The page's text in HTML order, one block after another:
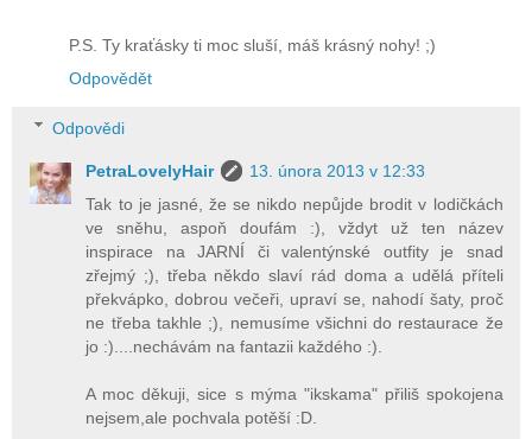
P.S. Ty kraťásky ti moc sluší, máš krásný nohy! ;)
Odpovědět
Odpovědi
PetraLovelyHair
13. února 2013 v 12:33
Tak to je jasné, že se nikdo nepůjde brodit v lodičkách
ve sněhu, aspoň doufám :), vždyt už ten název
inspirace na JARNÍ či valentýnské outfity je snad
zřejmý ;), třeba někdo slaví rád doma a udělá příteli
překvápko, dobrou večeři, upraví se, nahodí šaty, proč
ne třeba takhle ;), nemusíme všichni do restaurace že
jo :)....nechávám na fantazii každého :).
A moc děkuji, sice s mýma "ikskama" přiliš spokojena
nejsem,ale pochvala potěší :D.